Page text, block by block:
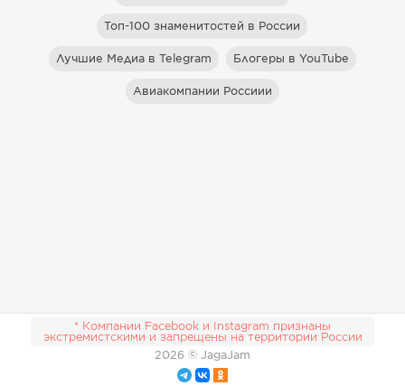
Топ-100 знаменитостей в России
Лучшие Медиа в Telegram Блогеры в YouTube
Авиакомпании Россиии
* Компании Facebook и Instagram признаны
экстремистскими и запрещены на территории России
2026 © JagaJam